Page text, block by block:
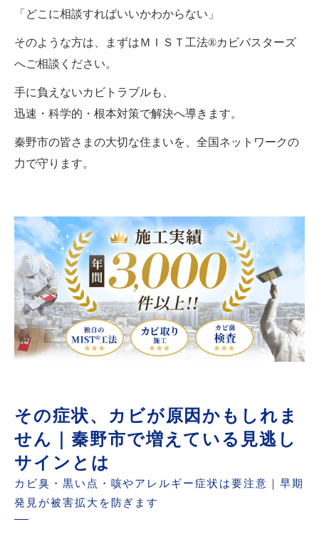
「どこに相談すればいいかわからない」
そのような方は、まずはＭＩＳＴ工法®カビバスターズ
へご相談ください。
手に負えないカビトラブルも、
迅速・科学的・根本対策で解決へ導きます。
秦野市の皆さまの大切な住まいを、全国ネットワークの
力で守ります。
その症状、カビが原因かもしれま
せん｜秦野市で増えている見逃し
サインとは
カビ臭・黒い点・咳やアレルギー症状は要注意｜早期
発見が被害拡大を防ぎます